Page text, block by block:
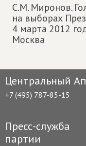
С.М. Миронов.
на выборах
4 марта 2012
Москва
Центральный
+7 (495) 787-85-15
Пресс-служба
партии